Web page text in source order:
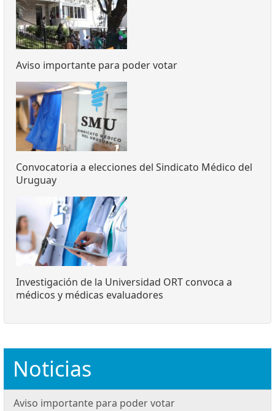
Aviso importante para poder votar
Convocatoria a elecciones del Sindicato Médico del
Uruguay
Investigación de la Universidad ORT convoca a
médicos y médicas evaluadores
Noticias
Aviso importante para poder votar